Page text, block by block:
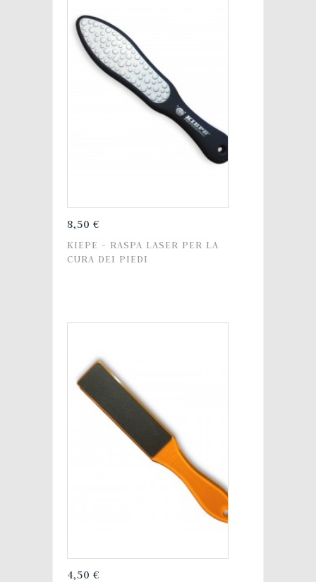
8,50 €
KIEPE - RASPA LASER PER LA
CURA DEI PIEDI
4,50 €